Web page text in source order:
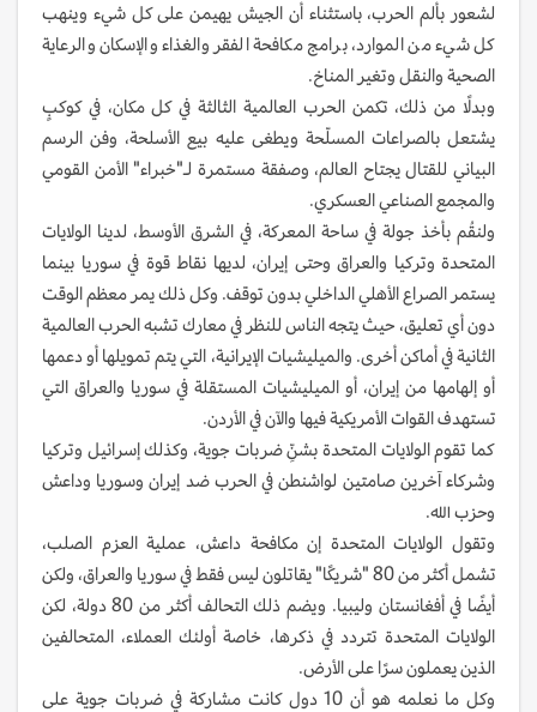
لشعور بألم الحرب، باستثناء أن الجيش يهيمن على كل شيء وينهب
كل شيء من الموارد، برامج مكافحة الفقر والغذاء والإسكان والرعاية
الصحية والنقل وتغير المناخ.
وبدلًا من ذلك، تكمن الحرب العالمية الثالثة في كل مكان، في كوكبٍ
يشتعل بالصراعات المسلّحة ويطغى عليه بيع الأسلحة، وفن الرسم
البياني للقتال يجتاح العالم، وصفقة مستمرة لـ"خبراء" الأمن القومي
والمجمع الصناعي العسكري.
ولنقُم بأخذ جولة في ساحة المعركة، في الشرق الأوسط، لدينا الولايات
المتحدة وتركيا والعراق وحتى إيران، لديها نقاط قوة في سوريا بينما
يستمر الصراع الأهلي الداخلي بدون توقف. وكل ذلك يمر معظم الوقت
دون أي تعليق، حيث يتجه الناس للنظر في معارك تشبه الحرب العالمية
الثانية في أماكن أخرى. والميليشيات الإيرانية، التي يتم تمويلها أو دعمها
أو إلهامها من إيران، أو الميليشيات المستقلة في سوريا والعراق التي
تستهدف القوات الأمريكية فيها والآن في الأردن.
كما تقوم الولايات المتحدة بشنِّ ضربات جوية، وكذلك إسرائيل وتركيا
وشركاء آخرين صامتين لواشنطن في الحرب ضد إيران وسوريا وداعش
وحزب الله.
وتقول الولايات المتحدة إن مكافحة داعش، عملية العزم الصلب،
تشمل أكثر من 80 "شريكًا" يقاتلون ليس فقط في سوريا والعراق، ولكن
أيضًا في أفغانستان وليبيا. ويضم ذلك التحالف أكثر من 80 دولة، لكن
الولايات المتحدة تتردد في ذكرها، خاصة أولئك العملاء، المتحالفين
الذين يعملون سرًا على الأرض.
وكل ما نعلمه هو أن 10 دول كانت مشاركة في ضربات جوية على